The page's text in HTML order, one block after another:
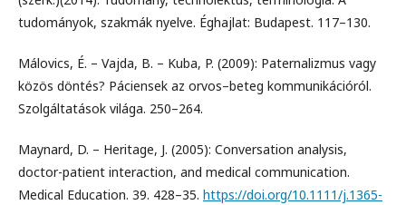
tudományok, szakmák nyelve. Éghajlat: Budapest. 117–130.
Málovics, É. – Vajda, B. – Kuba, P. (2009): Paternalizmus vagy
közös döntés? Páciensek az orvos–beteg kommunikációról.
Szolgáltatások világa. 250–264.
Maynard, D. – Heritage, J. (2005): Conversation analysis,
doctor-patient interaction, and medical communication.
Medical Education. 39. 428–35. https://doi.org/10.1111/j.1365-